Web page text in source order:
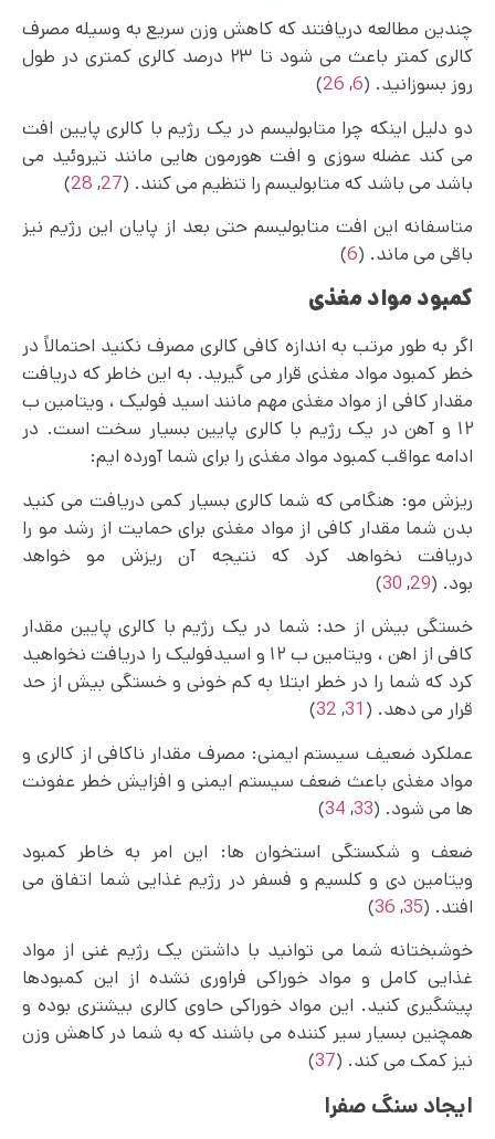
چندین مطالعه دریافتند که کاهش وزن سریع به وسیله مصرف
کالری کمتر باعث می‌ شود تا ۲۳ درصد کالری کمتری در طول
روز بسوزانید. (6
,
26
)
دو دلیل اینکه چرا متابولیسم در یک رژیم با کالری پایین افت
می کند عضله سوزی و افت هورمون هایی مانند تیروئید می
باشد می باشد که متابولیسم را تنظیم می کنند. (27
,
28
)
متاسفانه این افت متابولیسم حتی بعد از پایان این رژیم نیز
باقی می ماند. (6
)
کمبود مواد مغذی
اگر به طور مرتب به اندازه کافی کالری مصرف نکنید احتمالاً در
خطر کمبود مواد مغذی قرار می گیرید. به این خاطر که دریافت
مقدار کافی از مواد مغذی مهم مانند اسید فولیک ، ویتامین ب
۱۲ و آهن در یک رژیم با کالری پایین بسیار سخت است. در
ادامه عواقب کمبود مواد مغذی را برای شما آورده ایم:
ریزش مو: هنگامی که شما کالری بسیار کمی دریافت می کنید
بدن شما مقدار کافی از مواد مغذی برای حمایت از رشد مو را
دریافت نخواهد کرد که نتیجه آن ریزش مو خواهد
بود. (29
,
30
)
خستگی بیش از حد: شما در یک رژیم با کالری پایین مقدار
کافی از اهن ، ویتامین ب ۱۲ و اسیدفولیک را دریافت نخواهید
کرد که شما را در خطر ابتلا به کم خونی و خستگی بیش از حد
قرار می‌ دهد. ( 31
,
32
)
عملکرد ضعیف سیستم ایمنی: مصرف مقدار ناکافی از کالری و
مواد مغذی باعث ضعف سیستم ایمنی و افزایش خطر عفونت
ها می شود. (33
,
34
)
ضعف و شکستگی استخوان ها: این امر به خاطر کمبود
ویتامین دی و کلسیم و فسفر در رژیم غذایی شما اتفاق می‌
افتد. (35
,
36
)
خوشبختانه شما می توانید با داشتن یک رژیم غنی از مواد
غذایی کامل و مواد خوراکی فراوری نشده از این کمبودها
پیشگیری کنید. این مواد خوراکی حاوی کالری بیشتری بوده و
همچنین بسیار سیر کننده می‌ باشند که به شما در کاهش وزن
نیز کمک می کند. (37
)
ایجاد سنگ صفرا